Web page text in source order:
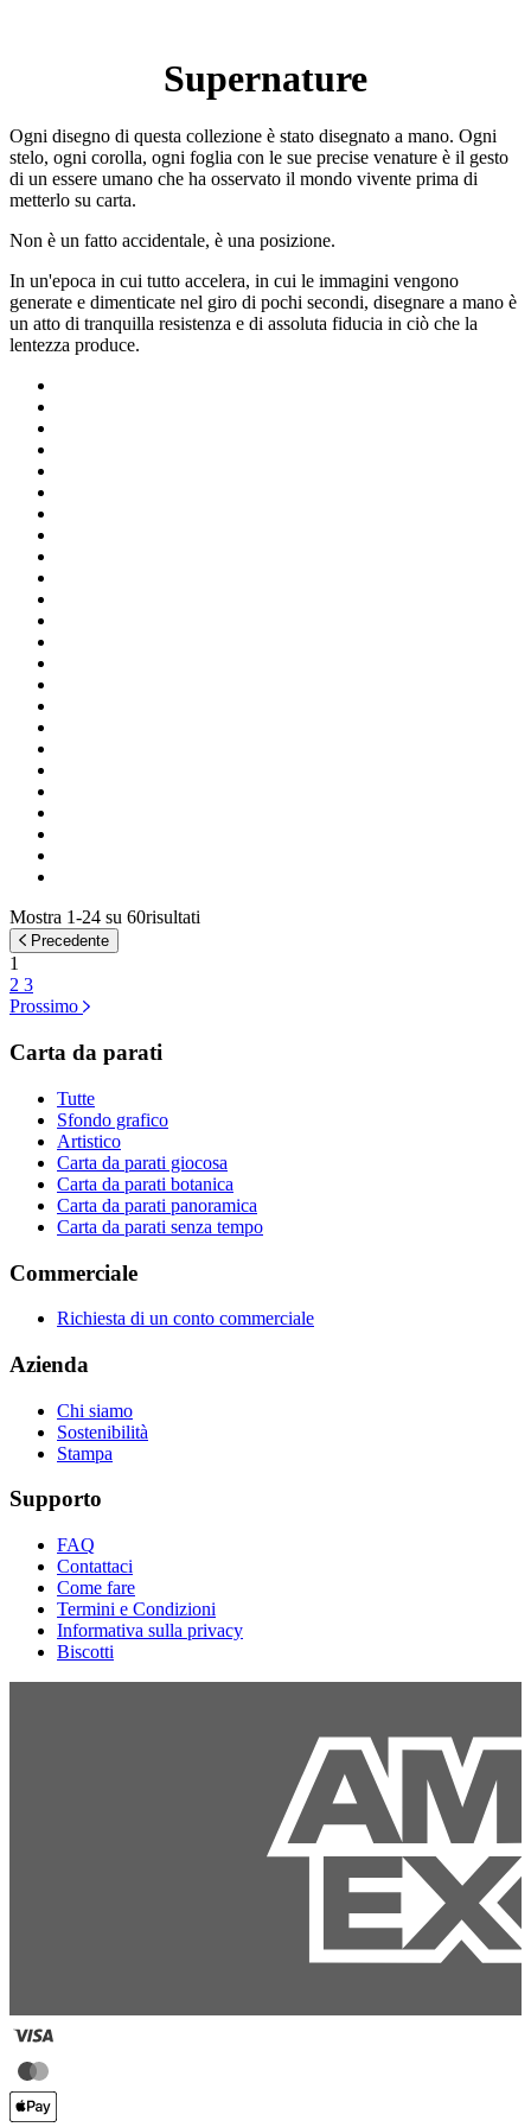
Supernature
Ogni disegno di questa collezione è stato disegnato a mano. Ogni
stelo, ogni corolla, ogni foglia con le sue precise venature è il gesto
di un essere umano che ha osservato il mondo vivente prima di
metterlo su carta.
Non è un fatto accidentale, è una posizione.
In un'epoca in cui tutto accelera, in cui le immagini vengono
generate e dimenticate nel giro di pochi secondi, disegnare a mano è
un atto di tranquilla resistenza e di assoluta fiducia in ciò che la
lentezza produce.
Mostra 1-24 su 60risultati
Precedente
1
2 3
Prossimo
Carta da parati
Tutte
Sfondo grafico
Artistico
Carta da parati giocosa
Carta da parati botanica
Carta da parati panoramica
Carta da parati senza tempo
Commerciale
Richiesta di un conto commerciale
Azienda
Chi siamo
Sostenibilità
Stampa
Supporto
FAQ
Contattaci
Come fare
Termini e Condizioni
Informativa sulla privacy
Biscotti